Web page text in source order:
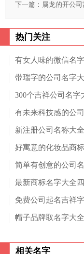
下一篇： 属龙的开公
热门关注
有女人味的微信名字
带瑞字的公司名字
300个吉祥公司名字
有未来科技感的公
新注册公司名称大
好寓意的化妆品商
简单有创意的公司
最新商标名字大全
免费公司起名吉祥字
帽子品牌取名字大全
相关名字